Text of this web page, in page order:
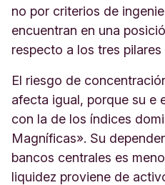
no por criterios de
encuentran en una
respecto a los tres
El riesgo de
afecta igual, porque su e
con la de los índices
Magníficas». Su
bancos centrales es
liquidez proviene de